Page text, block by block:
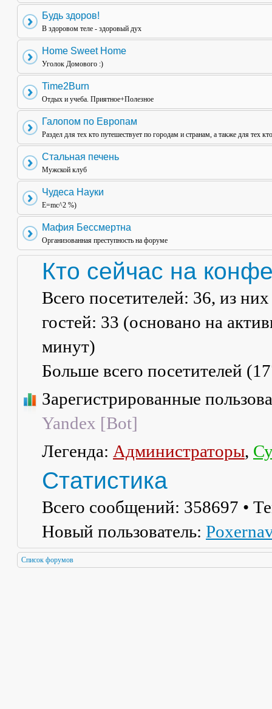
Будь здоров!
В здоровом теле - здоровый дух
Home Sweet Home
Уголок Домового :)
Time2Burn
Отдых и учеба. Приятное+Полезное
Галопом по Европам
Раздел для тех кто путешествует по городам и странам, а также для тех
Стальная печень
Мужской клуб
Чудеса Науки
E=mc^2 %)
Мафия Бессмертна
Организованная преступность на форуме
Кто сейчас на
Всего посетителей: 36, из
гостей: 33 (основано на
минут)
Больше всего посетителей (
Зарегистрированные
Yandex [Bot]
Легенда: Администраторы,
Статистика
Всего сообщений: 358697 •
Новый пользователь:
Список форумов